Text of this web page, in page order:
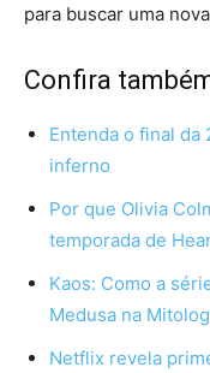
para buscar uma
Confira
Entenda o final da
inferno
Por que Olivia
temporada de
Kaos: Como a
Medusa na
Netflix revela